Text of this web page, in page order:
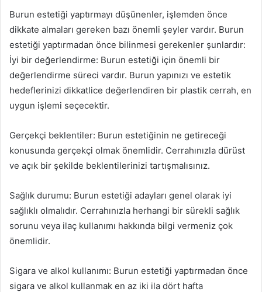
Burun estetiği yaptırmayı düşünenler, işlemden önce
dikkate almaları gereken bazı önemli şeyler vardır. Burun
estetiği yaptırmadan önce bilinmesi gerekenler şunlardır:
İyi bir değerlendirme: Burun estetiği için önemli bir
değerlendirme süreci vardır. Burun yapınızı ve estetik
hedeflerinizi dikkatlice değerlendiren bir plastik cerrah, en
uygun işlemi seçecektir.
Gerçekçi beklentiler: Burun estetiğinin ne getireceği
konusunda gerçekçi olmak önemlidir. Cerrahınızla dürüst
ve açık bir şekilde beklentilerinizi tartışmalısınız.
Sağlık durumu: Burun estetiği adayları genel olarak iyi
sağlıklı olmalıdır. Cerrahınızla herhangi bir sürekli sağlık
sorunu veya ilaç kullanımı hakkında bilgi vermeniz çok
önemlidir.
Sigara ve alkol kullanımı: Burun estetiği yaptırmadan önce
sigara ve alkol kullanmak en az iki ila dört hafta